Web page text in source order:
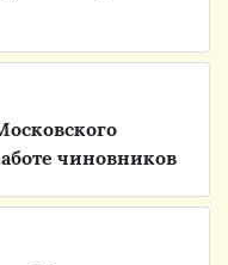
чиновников